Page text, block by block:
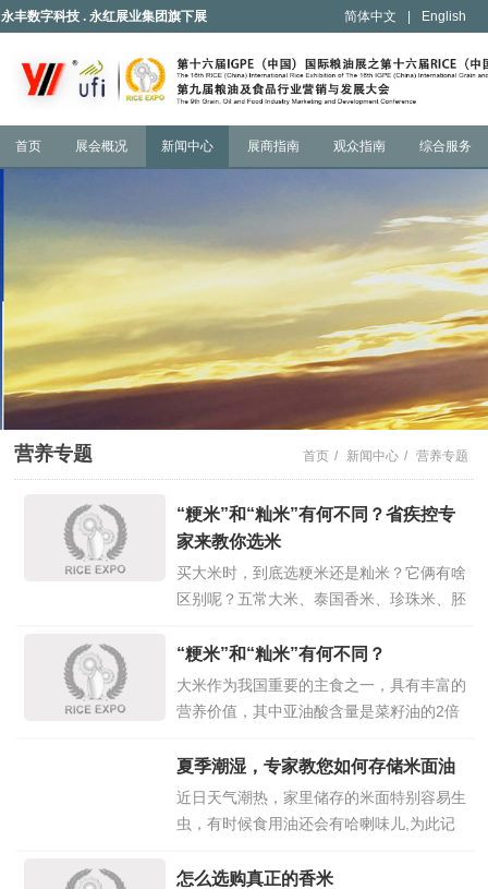
永丰数字科技 . 永红展业集团旗下展 简体中文 English
首页 展会概况 新闻中心 展商指南 观众指南 综合服务
营养专题 首页 / 新闻中心 / 营养专题
“粳米”和“籼米”有何不同？省疾控专
家来教你选米
买大米时，到底选粳米还是籼米？它俩有啥
区别呢？五常大米、泰国香米、珍珠米、胚
要万分纠结，还有“煮饭到底要加多少水”，
也是很多小伙伴头疼的日常困惑。今天（4
月15日），省疾控的专家来教教大家怎么
>>
“粳米”和“籼米”有何不同？
大米作为我国重要的主食之一，具有丰富的
营养价值，其中亚油酸含量是菜籽油的2倍
比例也远高于小麦、大麦和玉米等农作物。
我们常说的大米其实是个统称，根据我
国制定的大米强制性标准，一般说来，大米
>>
夏季潮湿，专家教您如何存储米面油
近日天气潮热，家里储存的米面特别容易生
虫，有时候食用油还会有哈喇味儿,为此记
相关专家，为您提供夏季米面油储存方法。
怎么选购真正的香米